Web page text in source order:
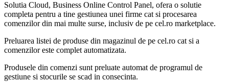
Solutia Cloud, Business Online Control Panel, ofera o solutie
completa pentru a tine gestiunea unei firme cat si procesarea
comenzilor din mai multe surse, inclusiv de pe cel.ro marketplace.
Preluarea listei de produse din magazinul de pe cel.ro cat si a
comenzilor este complet automatizata.
Produsele din comenzi sunt preluate automat de programul de
gestiune si stocurile se scad in consecinta.